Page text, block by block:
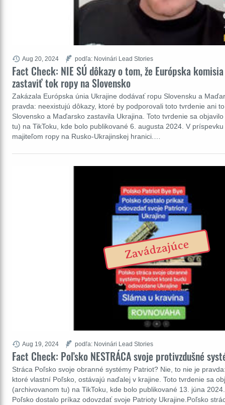
Fact Check: NIE SÚ dôkazy o tom, že Európska
zastaviť tok ropy na Slovensko
Zakázala Európska únia Ukrajine dodávať ropu Slovensku a
pravda: neexistujú dôkazy, ktoré by podporovali toto tvrdenie ani
Slovensko a Maďarsko zastavila Ukrajina. Toto tvrdenie sa
tu) na TikToku, kde bolo publikované 6. augusta 2024. V
majiteľom ropy na Rusko-Ukrajinskej hranici.…
Aug 20, 2024 podľa: Novinári Lead Stories
Fact Check: Poľsko NESTRÁCA svoje protivzdušné
Stráca Poľsko svoje obranné systémy Patriot? Nie, to nie je
ktoré vlastní Poľsko, ostávajú naďalej v krajine. Toto tvrdenie sa
(archivovanom tu) na TikToku, kde bolo publikované 13. júna
Poľsko dostalo príkaz odovzdať svoje Patrioty Ukrajine.Poľsko
Aug 19, 2024 podľa: Novinári Lead Stories
Zavádzajúce